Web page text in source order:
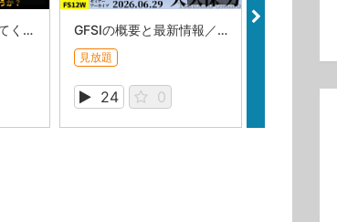
Q.各部門から上がってくる品質目標が「監視しやすい」目標ばかり…これでいいのでしょうか？（ISOマネジメントシステム相談室・相談室第53回） GFSIの概要と最新情報／大久保力
見放題
24 0